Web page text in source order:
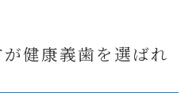
健康義歯を選ばれ